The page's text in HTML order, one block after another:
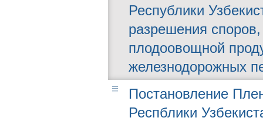
Республики
разрешения
плодоовощной
железнодорожных
Постановление
Респблики